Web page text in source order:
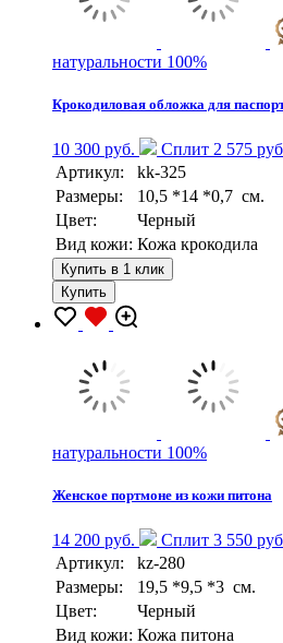
натуральности 100%
Крокодиловая обложка для
10 300 руб.
Сплит 2 575
Артикул:
kk-325
Размеры:
10,5 *14 *0,7 см.
Цвет:
Черный
Вид кожи: Кожа крокодила
Купить в 1 клик
Купить
натуральности 100%
Женское портмоне из кожи питона
14 200 руб.
Сплит 3 550
Артикул:
kz-280
Размеры:
19,5 *9,5 *3 см.
Цвет:
Черный
Вид кожи: Кожа питона